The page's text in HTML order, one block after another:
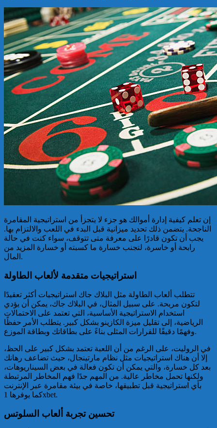
إن تعلم كيفية إدارة أموالك هو جزء لا يتجزأ من استراتيجية المقامرة
الناجحة. يتضمن ذلك تحديد ميزانية قبل البدء في اللعب والالتزام بها.
يجب أن تكون قادرًا على معرفة متى تتوقف، سواء كنت في حالة
رابحة أو خاسرة، لتجنب خسارة ما كسبته أو خسارة المزيد من
المال.
استراتيجيات متقدمة لألعاب الطاولة
تتطلب ألعاب الطاولة مثل البلاك جاك استراتيجيات أكثر تعقيدًا
لتكون مربحة. على سبيل المثال، في البلاك جاك، يمكن أن يؤدي
استخدام الاستراتيجية الأساسية، التي تعتمد على الاحتمالات
الرياضية، إلى تقليل ميزة الكازينو بشكل كبير. يتطلب الأمر حفظًا
وفهمًا دقيقًا للقرارات المثلى بناءً على بطاقاتك وبطاقة الموزع.
في الروليت، على الرغم من أن اللعبة تعتمد بشكل كبير على الحظ،
إلا أن هناك استراتيجيات مثل نظام مارتينجال، حيث تضاعف رهانك
بعد كل خسارة، والتي يمكن أن تكون فعالة في بعض السيناريوهات،
ولكنها تحمل مخاطر عالية. من المهم جدًا فهم المخاطر المرتبطة
بأي استراتيجية قبل تطبيقها، خاصة في بيئة مقامرة عبر الإنترنت
كما يوفرها 1xbet.
تحسين تجربة ألعاب السلوتس